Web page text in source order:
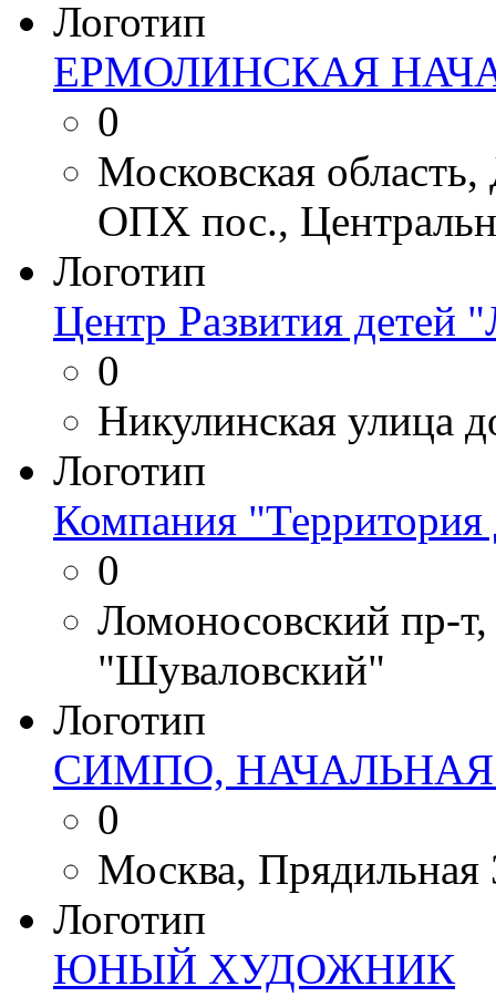
Логотип
ЕРМОЛИНСКАЯ
0
Московская
ОПХ пос.,
Логотип
Центр Развития
0
Никулинская улица
Логотип
Компания "Территория
0
Ломоносовский пр-
"Шуваловский"
Логотип
СИМПО,
0
Москва, Прядильная
Логотип
ЮНЫЙ ХУДОЖНИК